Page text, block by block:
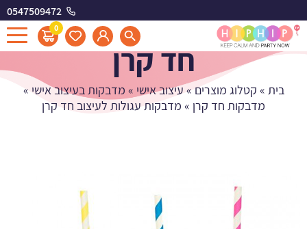
0547509472
0
מדבקות עגולות לעיצוב
חד קרן
בית » קטלוג מוצרים »עיצוב אישי » מדבקות בעיצוב אישי »
מדבקות חד קרן » מדבקות עגולות לעיצוב חד קרן